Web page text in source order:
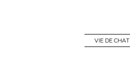
VIE DE CHAT